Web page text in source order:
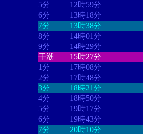
5分
12時59分
6分
13時18分
7分
13時38分
8分
14時01分
9分
14時29分
干潮
15時27分
1分
17時08分
2分
17時48分
3分
18時21分
4分
18時50分
5分
19時17分
6分
19時43分
7分
20時10分